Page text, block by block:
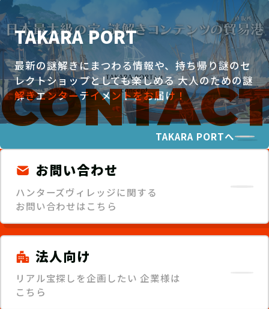
TAKARA PORT
最新の謎解きにまつわる情報や、持ち帰り謎のセ
レクトショップとしても楽しめる大人のための謎
解きエンターテイメントをお届け！
TAKARA PORTへ
お問い合わせ
ハンターズヴィレッジに関する
お問い合わせはこちら
法人向け
リアル宝探しを企画したい 企業様は
こちら